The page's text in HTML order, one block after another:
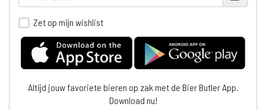
Zet op mijn wishlist
Altijd jouw favoriete bieren op zak met de Bier Butler App.
Download nu!